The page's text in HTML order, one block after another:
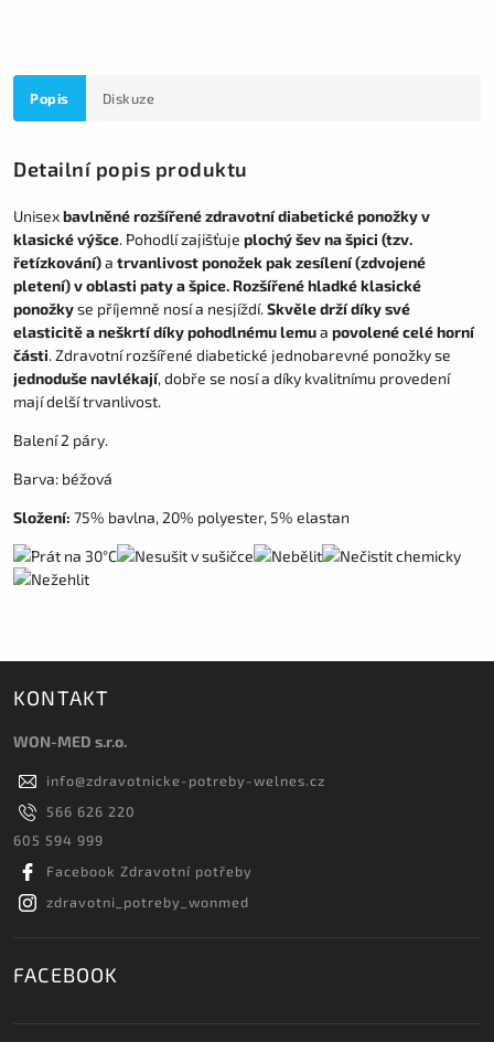
Popis Diskuze
Detailní popis produktu
Unisexbavlněné rozšířené zdravotní diabetické ponožky v
klasické výšce. Pohodlí zajišťuje plochý šev na špici (tzv.
řetízkování)a trvanlivost ponožek pak zesílení (zdvojené
pletení) v oblasti paty a špice. Rozšířené hladké klasické
ponožkyse příjemně nosí a nesjíždí.Skvěle drží díky své
elasticitě a neškrtí díky pohodlnému lemua povolené celé horní
části. Zdravotní rozšířené diabetické jednobarevné ponožky se
jednoduše navlékají, dobře se nosí a díky kvalitnímu provedení
mají delší trvanlivost.
Balení 2 páry.
Barva: béžová
Složení: 75% bavlna, 20% polyester, 5% elastan
KONTAKT
WON-MED s.r.o.
info@zdravotnicke-potreby-welnes.cz
566 626 220
605 594 999
Facebook Zdravotní potřeby
zdravotni_potreby_wonmed
FACEBOOK